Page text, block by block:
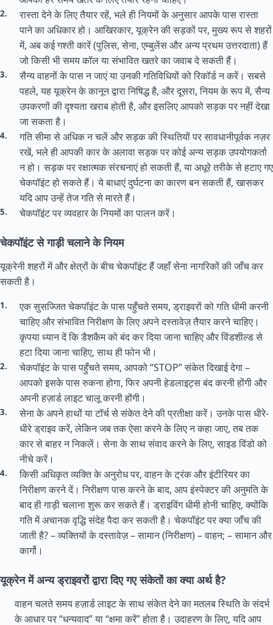
रास्ता देने के लिए तैयार रहें, भले ही नियमों के अनुसार आपके पास रास्ता
पाने का अधिकार हो। आखिरकार, यूक्रेन की सड़कों पर, मुख्य रूप से शहरों
में, अब कई गश्ती कारें (पुलिस, सेना, एम्बुलेंस और अन्य प्रथम उत्तरदाता) हैं
जो किसी भी समय कॉल या संभावित खतरे का जवाब दे सकती हैं।
सैन्य वाहनों के पास न जाएं या उनकी गतिविधियों को रिकॉर्ड न करें। सबसे
पहले, यह यूक्रेन के कानून द्वारा निषिद्ध है, और दूसरा, नियम के रूप में, सैन्य
उपकरणों की दृश्यता खराब होती है, और इसलिए आपको सड़क पर नहीं देखा
जा सकता है।
गति सीमा से अधिक न चलें और सड़क की स्थितियों पर सावधानीपूर्वक नज़र
रखें, भले ही आपकी कार के अलावा सड़क पर कोई अन्य सड़क उपयोगकर्ता
न हो। सड़क पर रक्षात्मक संरचनाएं हो सकती हैं, या अधूरे तरीके से हटाए गए
चेकपॉइंट हो सकते हैं। ये बाधाएं दुर्घटना का कारण बन सकती हैं, खासकर
यदि आप उन्हें तेज गति से मारते हैं।
चेकपॉइंट पर व्यवहार के नियमों का पालन करें।
चेकपॉइंट से गाड़ी चलाने के नियम
यूक्रेनी शहरों में और क्षेत्रों के बीच चेकपॉइंट हैं जहाँ सेना नागरिकों की जाँच कर
सकती है।
एक सुसज्जित चेकपॉइंट के पास पहुँचते समय, ड्राइवरों को गति धीमी करनी
चाहिए और संभावित निरीक्षण के लिए अपने दस्तावेज़ तैयार करने चाहिए।
कृपया ध्यान दें कि डैशकैम को बंद कर दिया जाना चाहिए और विंडशील्ड से
हटा दिया जाना चाहिए, साथ ही फोन भी।
चेकपॉइंट के पास पहुँचते समय, आपको “STOP” संकेत दिखाई देगा –
आपको इसके पास रुकना होगा, फिर अपनी हेडलाइट्स बंद करनी होंगी और
अपनी हज़ार्ड लाइट चालू करनी होंगी।
सेना के अपने हाथों या टॉर्च से संकेत देने की प्रतीक्षा करें। उनके पास धीरे-
धीरे ड्राइव करें, लेकिन जब तक ऐसा करने के लिए न कहा जाए, तब तक
कार से बाहर न निकलें। सेना के साथ संवाद करने के लिए, साइड विंडो को
नीचे करें।
किसी अधिकृत व्यक्ति के अनुरोध पर, वाहन के ट्रंक और इंटीरियर का
निरीक्षण करने दें। निरीक्षण पास करने के बाद, आप इंस्पेक्टर की अनुमति के
बाद ही गाड़ी चलाना शुरू कर सकते हैं। ड्राइविंग धीमी होनी चाहिए, क्योंकि
गति में अचानक वृद्धि संदेह पैदा कर सकती है। चेकपॉइंट पर क्या जाँच की
जाती है? – व्यक्तियों के दस्तावेज़ – सामान (निरीक्षण) – वाहन; – सामान और
कार्गो।
यूक्रेन में अन्य ड्राइवरों द्वारा दिए गए संकेतों का क्या अर्थ है?
वाहन चलते समय हज़ार्ड लाइट के साथ संकेत देने का मतलब स्थिति के संदर्भ
के आधार पर “धन्यवाद” या “क्षमा करें” होता है। उदाहरण के लिए, यदि आप